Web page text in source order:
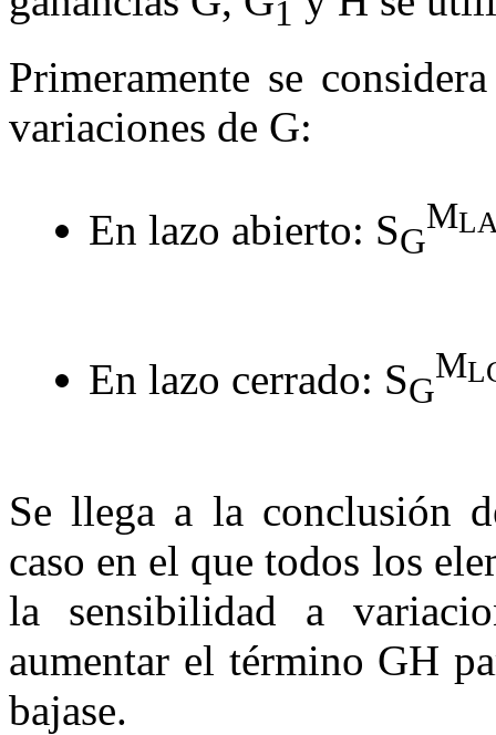
1
Primeramente se
variaciones de G:
En lazo abierto: SG
M
En lazo cerrado: SG
M
Se llega a la conclusión
caso en el que todos los
la sensibilidad a
aumentar el término GH
bajase.